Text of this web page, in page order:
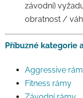
závodní)
obratnost /
Příbuzné kategorie
Aggressive
Fitness rámy